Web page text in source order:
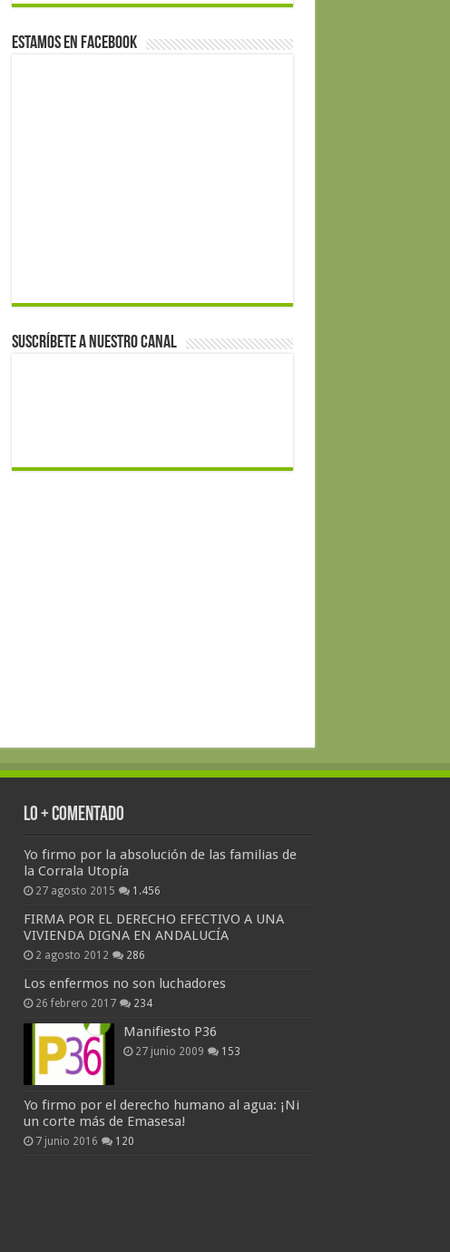
Estamos en Facebook
Suscríbete a nuestro canal
Lo + Comentado
Yo firmo por la absolución de las familias de
la Corrala Utopía
27 agosto 2015 1.456
FIRMA POR EL DERECHO EFECTIVO A UNA
VIVIENDA DIGNA EN ANDALUCÍA
2 agosto 2012 286
Los enfermos no son luchadores
26 febrero 2017 234
Manifiesto P36
27 junio 2009 153
Yo firmo por el derecho humano al agua: ¡Ni
un corte más de Emasesa!
7 junio 2016 120